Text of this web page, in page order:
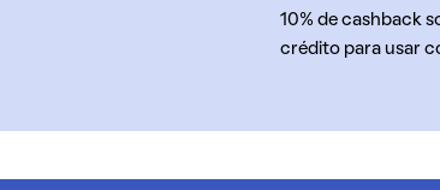
10% de cashback
crédito para usar